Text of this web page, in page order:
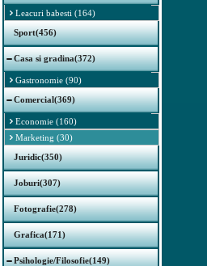
Leacuri babesti (164)
Sport(456)
Casa si gradina(372)
Gastronomie (90)
Comercial(369)
Economie (160)
Marketing (30)
Juridic(350)
Joburi(307)
Fotografie(278)
Grafica(171)
Psihologie/Filosofie(149)